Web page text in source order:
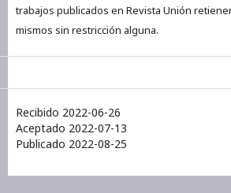
trabajos publicados en Revista Unión
mismos sin restricción alguna.
Recibido 2022-06-26
Aceptado 2022-07-13
Publicado 2022-08-25